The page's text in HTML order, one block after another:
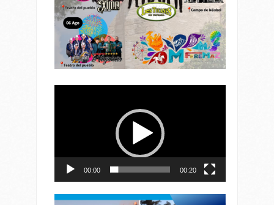
00:00 00:20